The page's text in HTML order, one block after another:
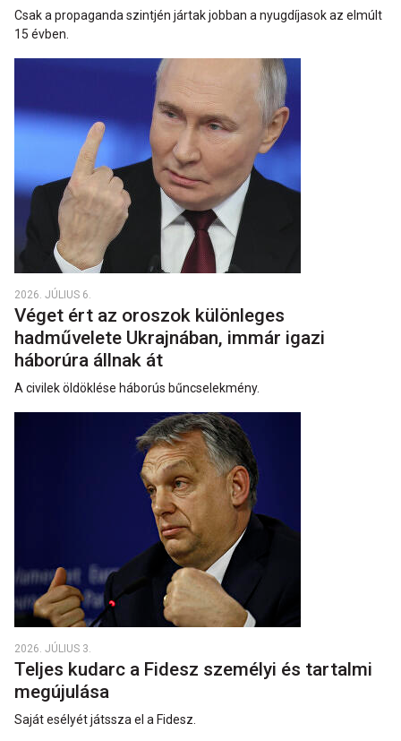
Csak a propaganda szintjén jártak jobban a nyugdíjasok az elmúlt
15 évben.
2026. JÚLIUS 6.
Véget ért az oroszok különleges
hadművelete Ukrajnában, immár igazi
háborúra állnak át
A civilek öldöklése háborús bűncselekmény.
2026. JÚLIUS 3.
Teljes kudarc a Fidesz személyi és tartalmi
megújulása
Saját esélyét játssza el a Fidesz.